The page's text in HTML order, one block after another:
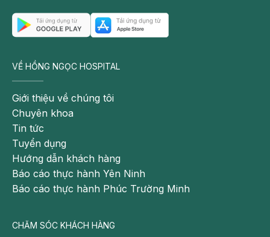
VỀ HỒNG NGỌC HOSPITAL
Giới thiệu về chúng tôi
Chuyên khoa
Tin tức
Tuyển dụng
Hướng dẫn khách hàng
Báo cáo thực hành Yên Ninh
Báo cáo thực hành Phúc Trường Minh
CHĂM SÓC KHÁCH HÀNG